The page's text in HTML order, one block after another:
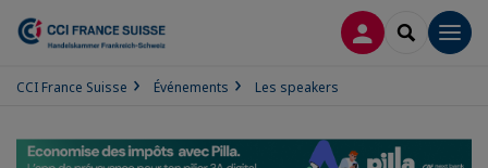
CONNEXION
CCI France Suisse Événements Les speakers